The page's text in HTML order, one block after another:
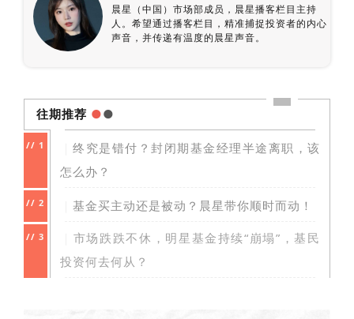
晨星（中国）市场部成员，晨星播客栏目主持
人。希望通过播客栏目，精准捕捉投资者的内心
声音，并传递有温度的晨星声音。
往期推荐 ●●
// 1 ｜终究是错付？封闭期基金经理半途离职，该
怎么办？
// 2 基金买主动还是被动？晨星带你顺时而动！
// 3
市场跌跌不休，明星基金持续“崩塌”，基民
投资何去何从？